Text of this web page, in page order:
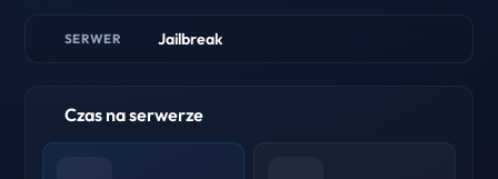
SERWER Jailbreak
Czas na serwerze